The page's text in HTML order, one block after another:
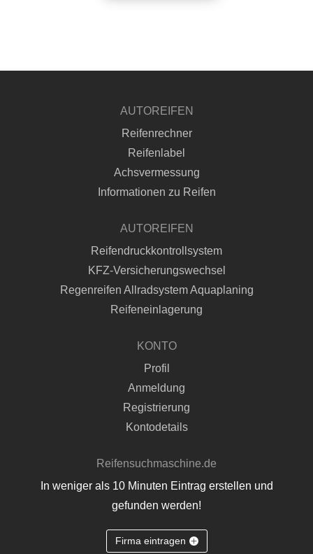
AUTOREIFEN
Reifenrechner
Reifenlabel
Achsvermessung
Informationen zu Reifen
AUTOREIFEN
Reifendruckkontrollsystem
KFZ-Versicherungswechsel
Regenreifen Allradsystem Aquaplaning
Reifeneinlagerung
KONTO
Profil
Anmeldung
Registrierung
Kontodetails
Reifensuchmaschine.de
In weniger als 10 Minuten Eintrag erstellen und
gefunden werden!
Firma eintragen